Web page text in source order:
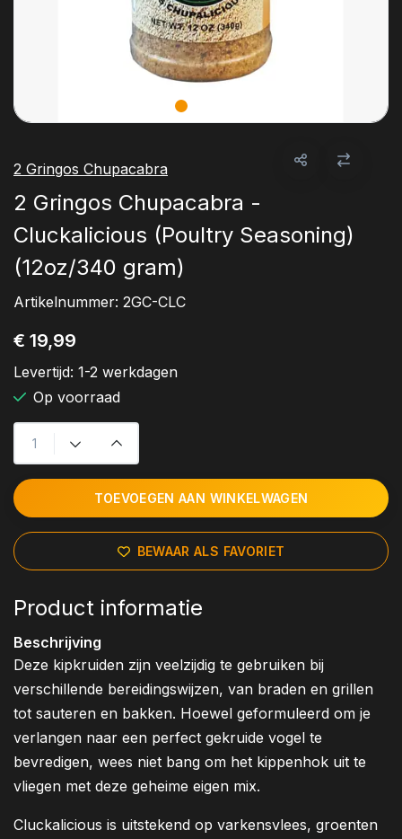
2 Gringos Chupacabra
2 Gringos Chupacabra -
Cluckalicious (Poultry Seasoning)
(12oz/340 gram)
Artikelnummer: 2GC-CLC
€ 19,99
Levertijd: 1-2 werkdagen
Op voorraad
TOEVOEGEN AAN WINKELWAGEN
BEWAAR ALS FAVORIET
Product informatie
Beschrijving
Deze kipkruiden zijn veelzijdig te gebruiken bij
verschillende bereidingswijzen, van braden en grillen
tot sauteren en bakken. Hoewel geformuleerd om je
verlangen naar een perfect gekruide vogel te
bevredigen, wees niet bang om het kippenhok uit te
vliegen met deze geheime eigen mix.
Cluckalicious is uitstekend op varkensvlees, groenten